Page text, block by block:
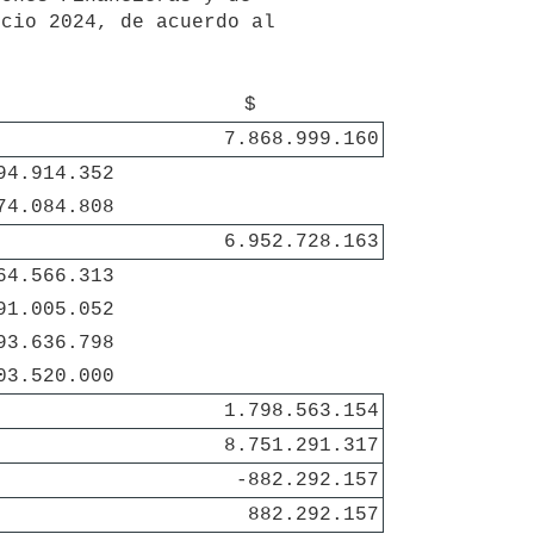
2024, de acuerdo al
$
7.868.999.160
6.952.728.163
1.798.563.154
8.751.291.317
-882.292.157
882.292.157